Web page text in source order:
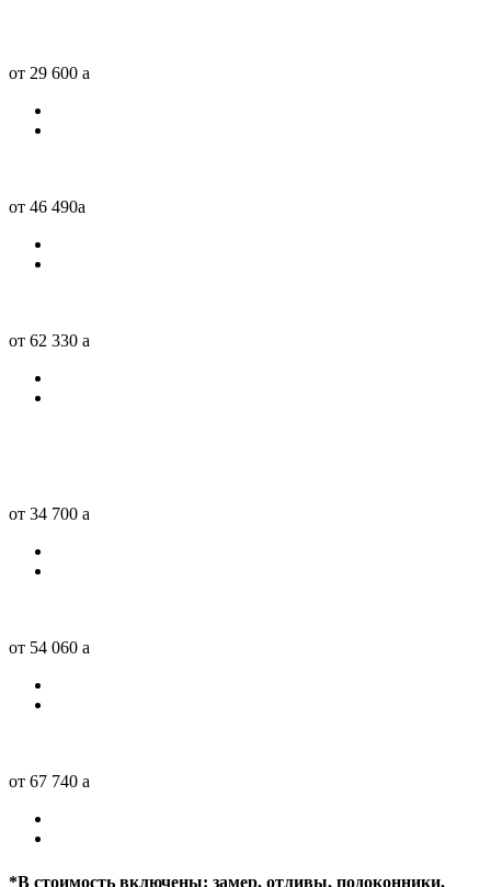
от 29 600 a
от 46 490a
от 62 330 a
от 34 700 a
от 54 060 a
от 67 740 a
*В стоимость включены: замер, отливы, подоконники,